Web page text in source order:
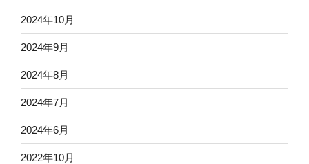
2024年10月
2024年9月
2024年8月
2024年7月
2024年6月
2022年10月